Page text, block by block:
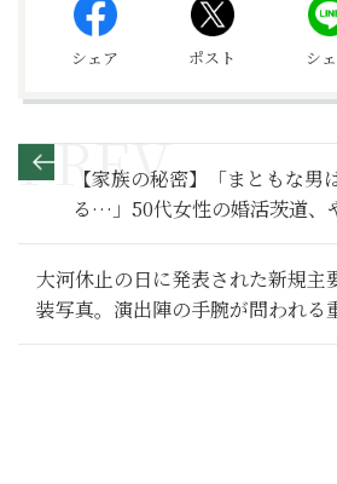
シェア ポスト シ
【家族の秘密】「まともな男
る…」50代女性の婚活茨道、
者の正体～その１～
大河休止の日に発表された新規主
装写真。演出陣の手腕が問われる
描かれるのか？【どうする家康